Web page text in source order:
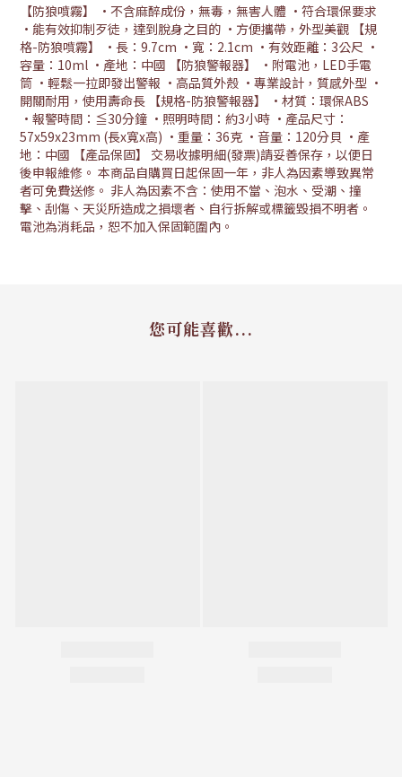
【防狼噴霧】 •不含麻醉成份，無毒，無害人體 •符合環保要求
•能有效抑制歹徒，達到脫身之目的 •方便攜帶，外型美觀 【規
格-防狼噴霧】 •長：9.7cm •寬：2.1cm •有效距離：3公尺 •
容量：10ml •產地：中國 【防狼警報器】 •附電池，LED手電
筒 •輕鬆一拉即發出警報 •高品質外殼 •專業設計，質感外型 •
開關耐用，使用壽命長 【規格-防狼警報器】 •材質：環保ABS
•報警時間：≦30分鐘 •照明時間：約3小時 •產品尺寸：
57x59x23mm (長x寬x高) •重量：36克 •音量：120分貝 •產
地：中國 【產品保固】 交易收據明細(發票)請妥善保存，以便日
後申報維修。 本商品自購買日起保固一年，非人為因素導致異常
者可免費送修。 非人為因素不含：使用不當、泡水、受潮、撞
擊、刮傷、天災所造成之損壞者、自行拆解或標籤毀損不明者。
電池為消耗品，恕不加入保固範圍內。
您可能喜歡...